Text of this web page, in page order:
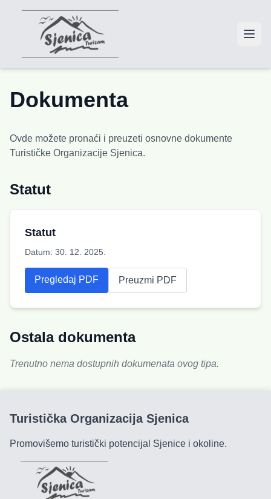
Dokumenta
Ovde možete pronaći i preuzeti osnovne dokumente
Turističke Organizacije Sjenica.
Statut
Statut
Datum: 30. 12. 2025.
Pregledaj PDF Preuzmi PDF
Ostala dokumenta
Trenutno nema dostupnih dokumenata ovog tipa.
Turistička Organizacija Sjenica
Promovišemo turistički potencijal Sjenice i okoline.